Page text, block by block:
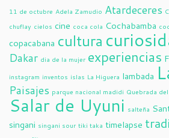
11 de octubre Adela Zamudio Atardeceres
chuflay cielos cine coca cola Cochabamba
copacabana cultura
Dakar dia de la mujer experiencias
instagram inventos islas La Higuera lambada
Paisajes parque nacional madidi Quebrada
Salar de Uyuni salteña
singani singani sour tiki taka timelapse